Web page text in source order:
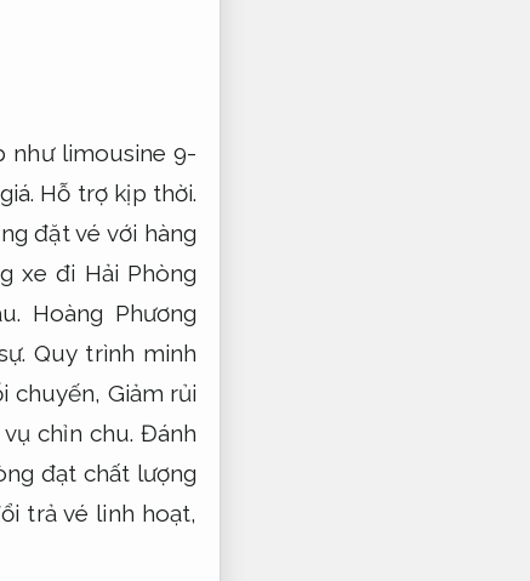
như limousine 9-
Hỗ trợ kịp thời.
đặt vé với hàng
xe đi Hải Phòng
Hoàng Phương
Quy trình minh
chuyến, Giảm rủi
chỉn chu.Đánh
đạt chất lượng
trả vé linh hoạt,